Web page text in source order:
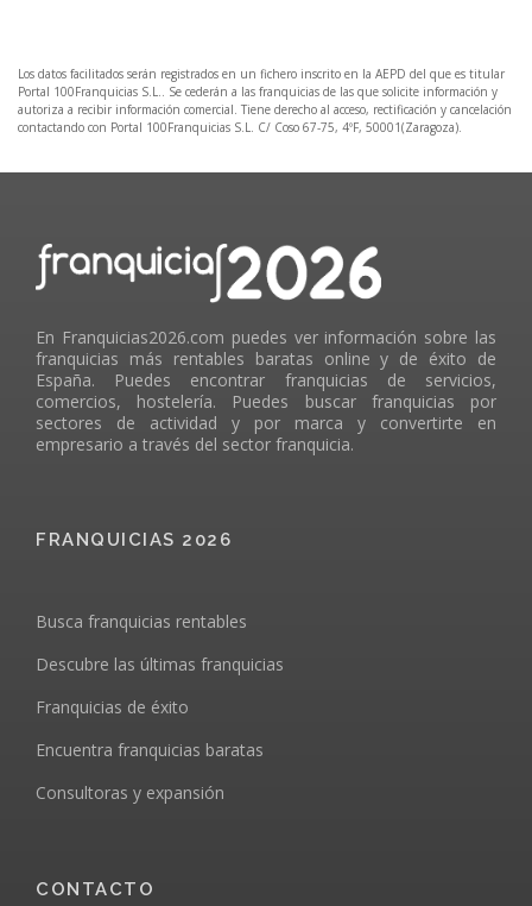
Los datos facilitados serán registrados en un fichero inscrito en la AEPD del que es titular
Portal 100Franquicias S.L.. Se cederán a las franquicias de las que solicite información y
autoriza a recibir información comercial. Tiene derecho al acceso, rectificación y cancelación
contactando con Portal 100Franquicias S.L. C/ Coso 67-75, 4ºF, 50001(Zaragoza).
En Franquicias2026.com puedes ver información sobre las
franquicias más rentables baratas online y de éxito de
España. Puedes encontrar franquicias de servicios,
comercios, hostelería. Puedes buscar franquicias por
sectores de actividad y por marca y convertirte en
empresario a través del sector franquicia.
FRANQUICIAS 2026
Busca franquicias rentables
Descubre las últimas franquicias
Franquicias de éxito
Encuentra franquicias baratas
Consultoras y expansión
CONTACTO